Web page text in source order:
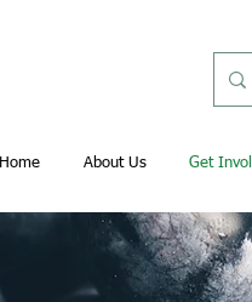
Home About Us Get